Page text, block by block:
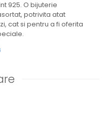
925. O bijuterie
potrivita atat
cat si pentru a fi oferita